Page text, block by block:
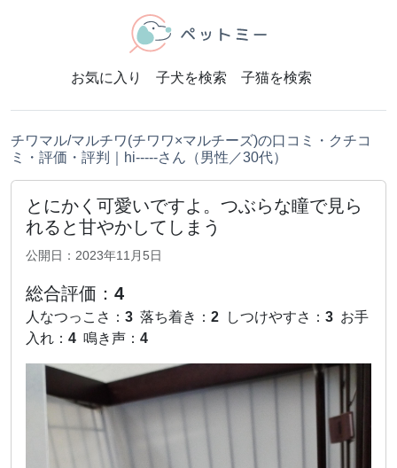
お気に入り 子犬を検索 子猫を検索
チワマル/マルチワ(チワワ×マルチーズ)の口コミ・クチコ
ミ・評価・評判｜hi-----さん（男性／30代）
とにかく可愛いですよ。つぶらな瞳で見ら
れると甘やかしてしまう
公開日：2023年11月5日
総合評価： 4
人なつっこさ： 3 落ち着き： 2 しつけやすさ： 3 お手
入れ： 4 鳴き声： 4